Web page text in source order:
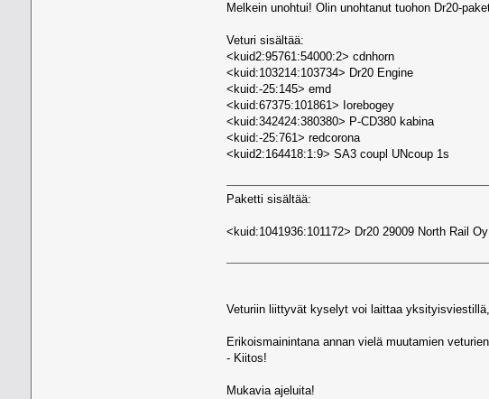
Melkein unohtui! Olin unohtanut tuohon Dr20-
Veturi sisältää:
<kuid2:95761:54000:2> cdnhorn
<kuid:103214:103734> Dr20 Engine
<kuid:-25:145> emd
<kuid:67375:101861> Iorebogey
<kuid:342424:380380> P-CD380 kabina
<kuid:-25:761> redcorona
<kuid2:164418:1:9> SA3 coupl UNcoup 1s
Paketti sisältää:
<kuid:1041936:101172> Dr20 29009 North Rail Oy
Veturiin liittyvät kyselyt voi laittaa
Erikoismainintana annan vielä muutamien
- Kiitos!
Mukavia ajeluita!